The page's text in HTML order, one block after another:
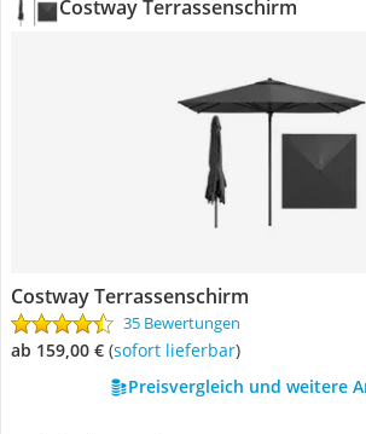
Costway Terrassenschirm
Costway Terrassenschirm
35 Bewertungen
ab 159,00 € ( Sofort lieferbar)
Preisvergleich und weitere